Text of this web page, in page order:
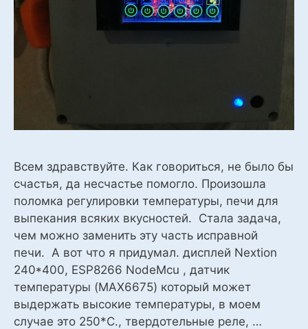
Всем здравствуйте. Как говориться, не было бы
счастья, да несчастье помогло. Произошла
поломка регулировки температуры, печи для
выпекания всяких вкусностей. Стала задача,
чем можно заменить эту часть исправной
печи. А вот что я придумал. дисплей Nextion
240*400, ESP8266 NodeMcu , датчик
температуры (MAX6675) который может
выдержать высокие температуры, в моем
случае это 250*С., твердотельные реле, …